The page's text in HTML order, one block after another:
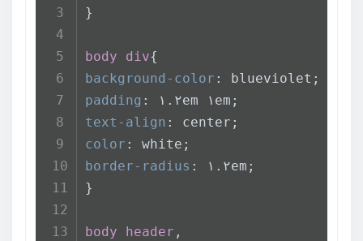
}
body div{
background-color : blueviolet;
padding : ۱.۲em ۱em;
text-align : center;
color : white;
border-radius : ۱.۲em;
}
body header ,